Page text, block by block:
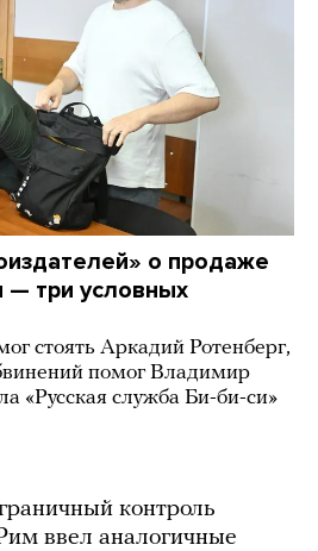
о продаже
— три условных
стоять Аркадий Ротенберг,
помог Владимир
«Русская служба Би-би-си»
контроль
ввел аналогичные